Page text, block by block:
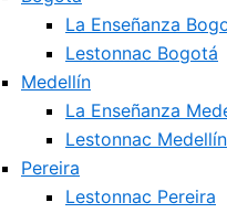
La Enseñanza
Lestonnac Bogotá
Medellín
La Enseñanza
Lestonnac Medellín
Pereira
Lestonnac Pereira